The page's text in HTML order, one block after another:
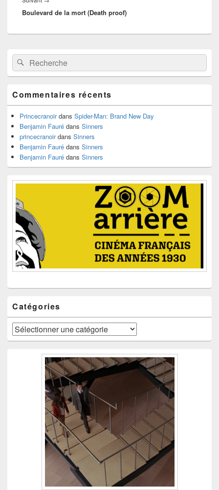
suivant :
Boulevard de la mort (Death proof)
Zone
principale
de
widget
barre
latérale
Recherche :Rechercher
Commentaires récents
Princecranoirdans Spider-Man: Brand New Day
Benjamin Fauré dans Sinners
princecranoirdans Sinners
Benjamin Fauré dans Sinners
Benjamin Fauré dans Sinners
Catégories
Catégories